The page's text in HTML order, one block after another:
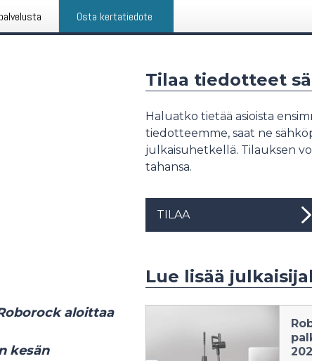
Osta kertatiedote
aloittaa
kesän
Tilaa tiedotteet
Haluatko tietää asioista
tiedotteemme, saat ne
julkaisuhetkellä. Tilauksen
tahansa.
TILAA
Lue lisää